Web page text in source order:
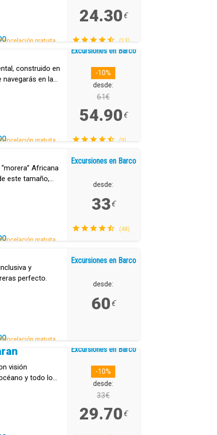
gratuita.
24.30 €
(13)
construido en
navegarás en la
gratuita.
Excursiones en Barco
-10%
desde:
61€
54.90 €
(9)
Africana
este tamaño,
gratuita.
Excursiones en Barco
desde:
33€
(48)
y
perfecto.
gratuita.
Excursiones en Barco
desde:
60 €
visión
y todo lo
Excursiones en Barco
-10%
desde:
33€
29.70 €